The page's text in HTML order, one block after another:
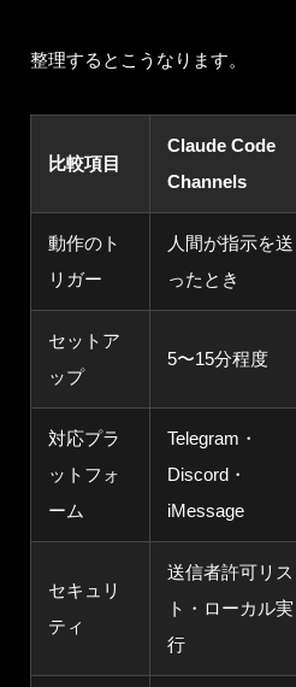
整理するとこうなります。
比較項目
Claude Code
Channels
動作のト
リガー
人間が指示を送
ったとき
セットア
ップ
5〜15分程度
対応プラ
ットフォ
ーム
Telegram・
Discord・
iMessage
セキュリ
ティ
送信者許可リス
ト・ローカル実
行